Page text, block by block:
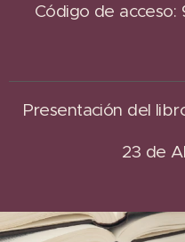
🔑 Código de acceso:
Presentación del
23 de